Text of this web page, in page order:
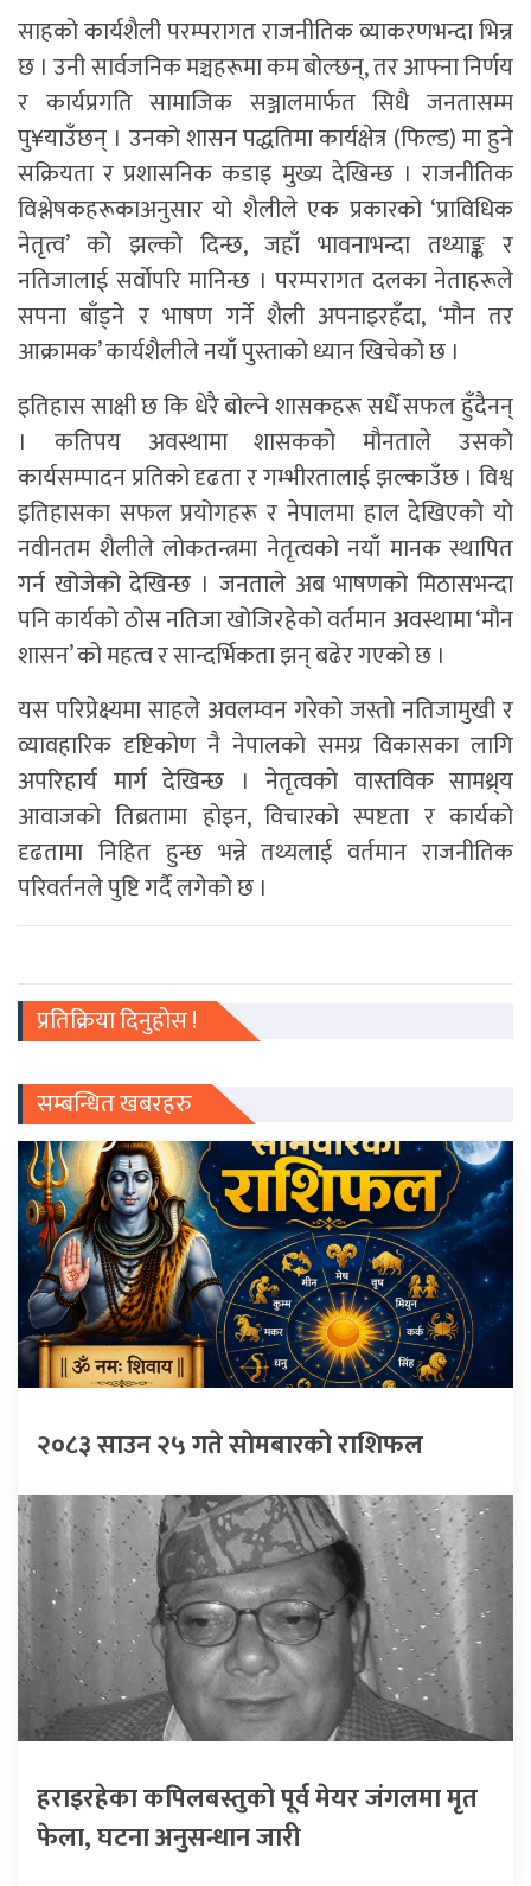
साहको कार्यशैली परम्परागत राजनीतिक व्याकरणभन्दा भिन्न
छ । उनी सार्वजनिक मञ्चहरूमा कम बोल्छन्, तर आफ्ना निर्णय
र कार्यप्रगति सामाजिक सञ्जालमार्फत सिधै जनतासम्म
पु¥याउँछन् । उनको शासन पद्धतिमा कार्यक्षेत्र (फिल्ड) मा हुने
सक्रियता र प्रशासनिक कडाइ मुख्य देखिन्छ । राजनीतिक
विश्लेषकहरूकाअनुसार यो शैलीले एक प्रकारको ‘प्राविधिक
नेतृत्व’ को झल्को दिन्छ, जहाँ भावनाभन्दा तथ्याङ्क र
नतिजालाई सर्वोपरि मानिन्छ । परम्परागत दलका नेताहरूले
सपना बाँड्ने र भाषण गर्ने शैली अपनाइरहँदा, ‘मौन तर
आक्रामक’ कार्यशैलीले नयाँ पुस्ताको ध्यान खिचेको छ ।
इतिहास साक्षी छ कि धेरै बोल्ने शासकहरू सधैँ सफल हुँदैनन्
। कतिपय अवस्थामा शासकको मौनताले उसको
कार्यसम्पादन प्रतिको दृढता र गम्भीरतालाई झल्काउँछ । विश्व
इतिहासका सफल प्रयोगहरू र नेपालमा हाल देखिएको यो
नवीनतम शैलीले लोकतन्त्रमा नेतृत्वको नयाँ मानक स्थापित
गर्न खोजेको देखिन्छ । जनताले अब भाषणको मिठासभन्दा
पनि कार्यको ठोस नतिजा खोजिरहेको वर्तमान अवस्थामा ‘मौन
शासन’ को महत्व र सान्दर्भिकता झन् बढेर गएको छ ।
यस परिप्रेक्ष्यमा साहले अवलम्वन गरेको जस्तो नतिजामुखी र
व्यावहारिक दृष्टिकोण नै नेपालको समग्र विकासका लागि
अपरिहार्य मार्ग देखिन्छ । नेतृत्वको वास्तविक सामथ्र्य
आवाजको तिब्रतामा होइन, विचारको स्पष्टता र कार्यको
दृढतामा निहित हुन्छ भन्ने तथ्यलाई वर्तमान राजनीतिक
परिवर्तनले पुष्टि गर्दै लगेको छ ।
प्रतिक्रिया दिनुहोस !
सम्बन्धित खबरहरु
२०८३ साउन २५ गते साेमबारको राशिफल
हराइरहेका कपिलबस्तुको पूर्व मेयर जंगलमा मृत
फेला, घटना अनुसन्धान जारी